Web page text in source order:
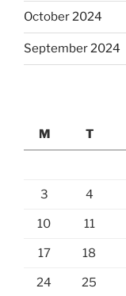
October 2024
September 2024
M
T
3 4
10 11
17 18
24 25